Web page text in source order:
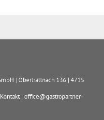
|Obertrattnach 136 |4715
Kontakt |office@gastropartner-